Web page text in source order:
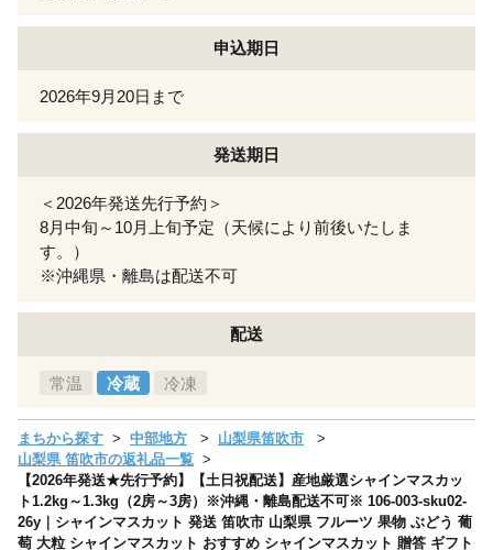
申込期日
2026年9月20日まで
発送期日
＜2026年発送先行予約＞
8月中旬～10月上旬予定（天候により前後いたしま
す。）
※沖縄県・離島は配送不可
配送
常温 冷蔵 冷凍
まちから探す 中部地方
山梨県笛吹市
山梨県 笛吹市の返礼品一覧
【2026年発送★先行予約】【土日祝配送】産地厳選シャインマスカッ
ト1.2kg～1.3kg（2房～3房）※沖縄・離島配送不可※ 106-003-sku02-
26y｜シャインマスカット 発送 笛吹市 山梨県 フルーツ 果物 ぶどう 葡
萄 大粒 シャインマスカット おすすめ シャインマスカット 贈答 ギフト